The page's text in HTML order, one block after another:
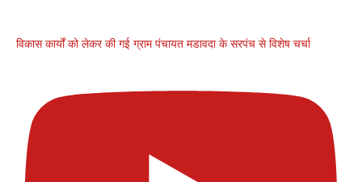
विकास कार्यों को लेकर की गई ग्राम पंचायत मडावदा के सरपंच से विशेष चर्चा